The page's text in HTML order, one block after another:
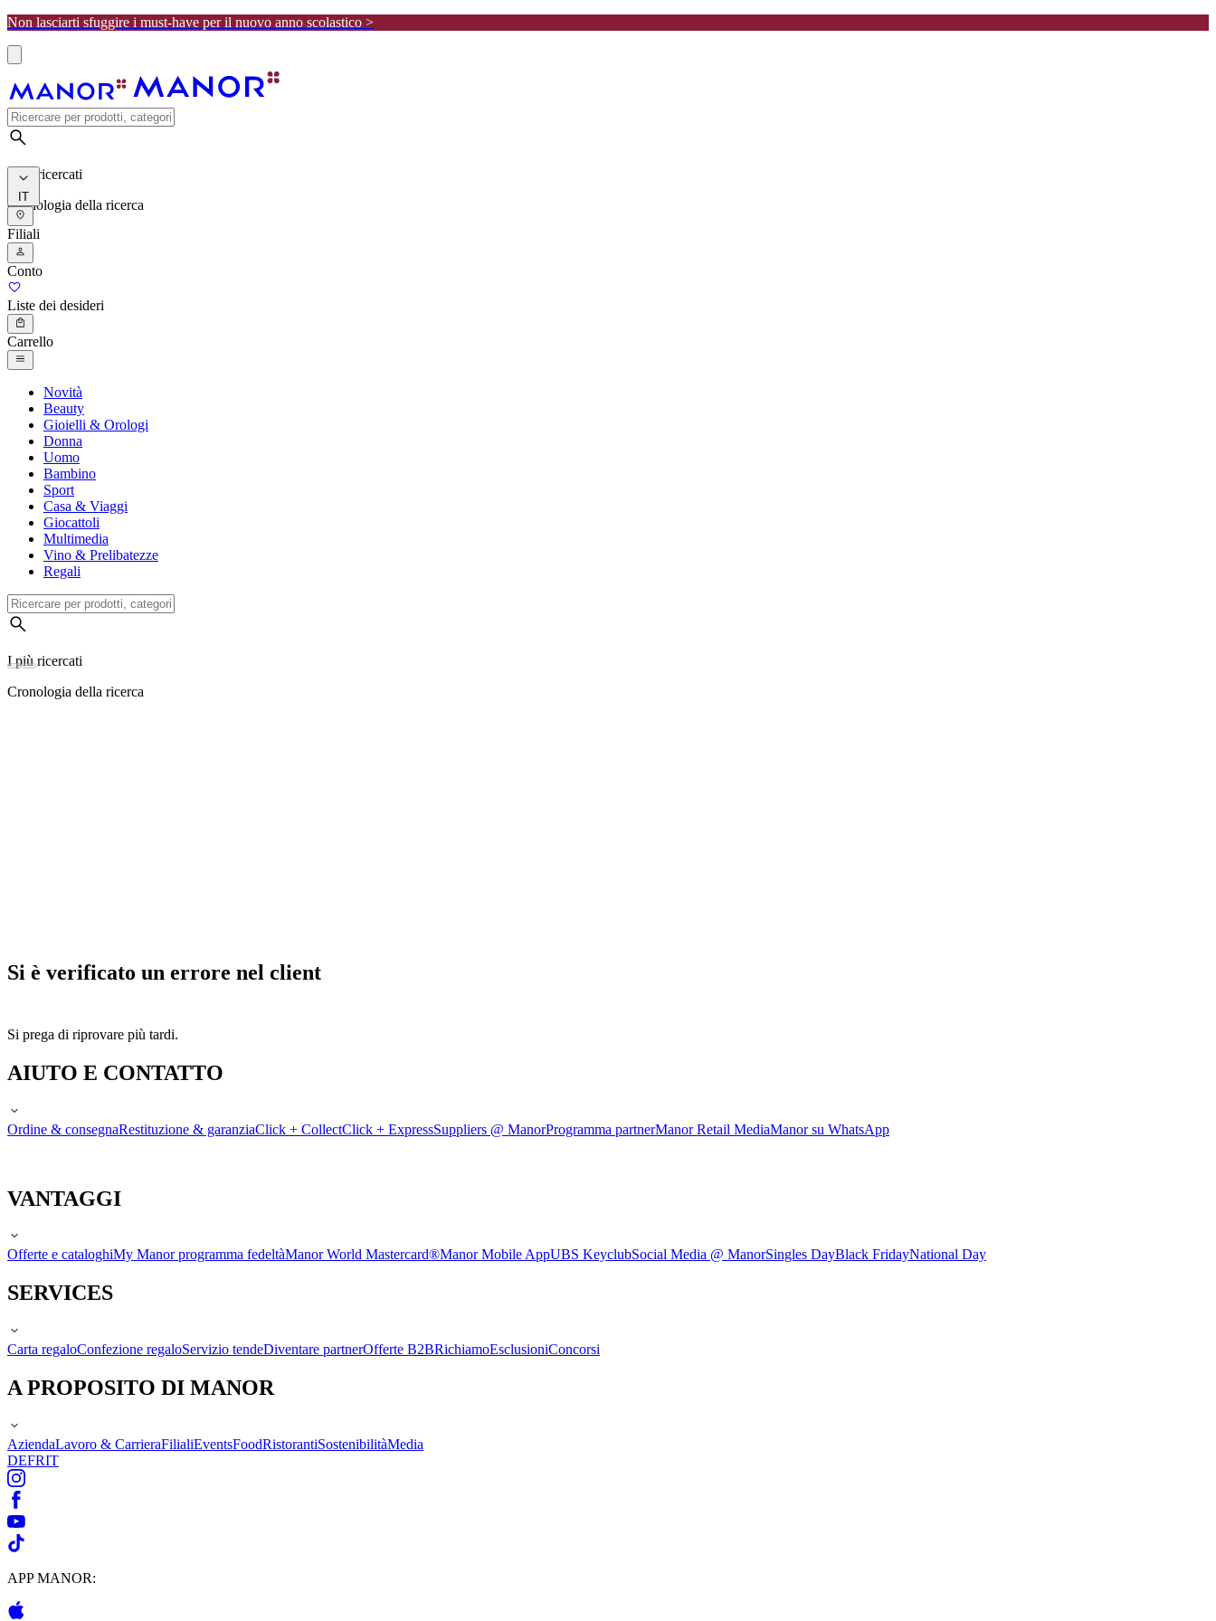
Non lasciarti sfuggire i must-have per il nuovo anno scolastico >
I più ricercati
Cronologia della ricerca
IT
Filiali
Conto
Liste dei desideri
Carrello
Novità
Beauty
Gioielli & Orologi
Donna
Uomo
Bambino
Sport
Casa & Viaggi
Giocattoli
Multimedia
Vino & Prelibatezze
Regali
I più ricercati
Cronologia della ricerca
Si è verificato un errore nel client
Si prega di riprovare più tardi.
AIUTO E CONTATTO
Ordine & consegnaRestituzione & garanziaClick + CollectClick + ExpressSuppliers @ ManorProgramma partnerManor Retail MediaManor su WhatsApp
VANTAGGI
Offerte e cataloghiMy Manor programma fedeltàManor World Mastercard®Manor Mobile AppUBS KeyclubSocial Media @ ManorSingles DayBlack FridayNational Day
SERVICES
Carta regaloConfezione regaloServizio tendeDiventare partnerOfferte B2BRichiamoEsclusioniConcorsi
A PROPOSITO DI MANOR
AziendaLavoro & CarrieraFilialiEventsFoodRistorantiSostenibilitàMedia
DEFRIT
APP MANOR: